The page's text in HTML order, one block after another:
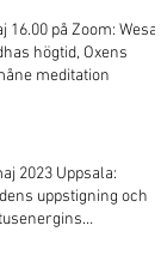
16.00 på Zoom: Wesak,
högtid, Oxens
meditation
2023 Uppsala:
uppstigning och